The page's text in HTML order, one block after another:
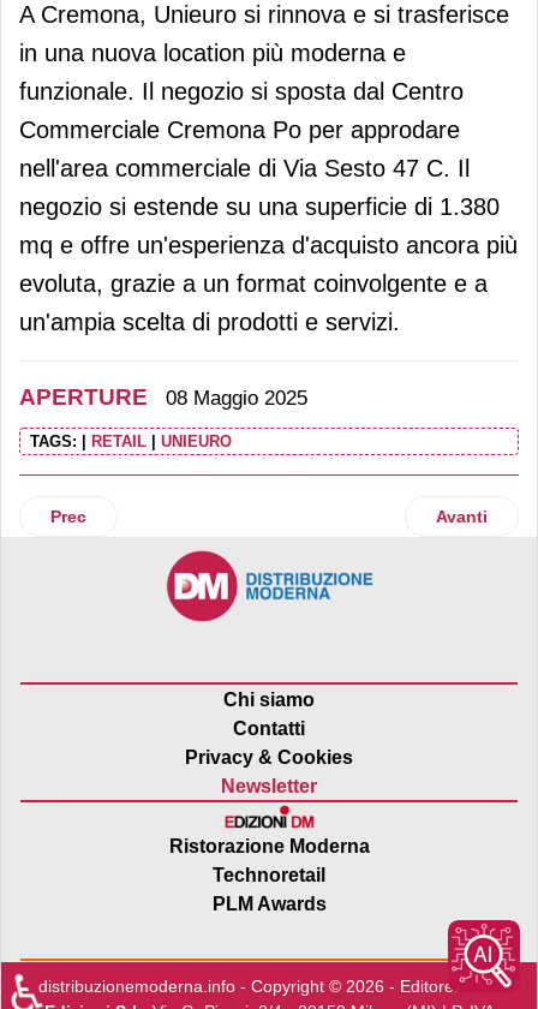
A Cremona, Unieuro si rinnova e si trasferisce
in una nuova location più moderna e
funzionale. Il negozio si sposta dal Centro
Commerciale Cremona Po per approdare
nell'area commerciale di Via Sesto 47 C. Il
negozio si estende su una superficie di 1.380
mq e offre un'esperienza d'acquisto ancora più
evoluta, grazie a un format coinvolgente e a
un'ampia scelta di prodotti e servizi.
APERTURE 08 Maggio 2025
TAGS: RETAIL UNIEURO
Articolo precedente: A Oristano inaugura il nuovo PetStore
Prec Articolo
Avanti
Chi siamo
Contatti
Privacy & Cookies
Newsletter
Ristorazione Moderna
Technoretail
PLM Awards
distribuzionemoderna.info - Copyright © 2026 - Editore:Edra